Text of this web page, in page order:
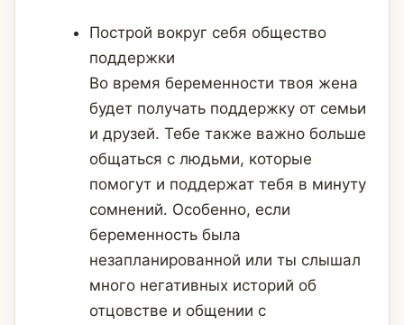
Построй вокруг себя общество
поддержки
Во время беременности твоя жена
будет получать поддержку от семьи
и друзей. Тебе также важно больше
общаться с людьми, которые
помогут и поддержат тебя в минуту
сомнений. Особенно, если
беременность была
незапланированной или ты слышал
много негативных историй об
отцовстве и общении с